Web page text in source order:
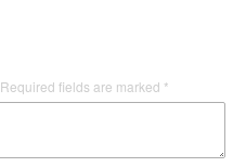
Required fields are marked *